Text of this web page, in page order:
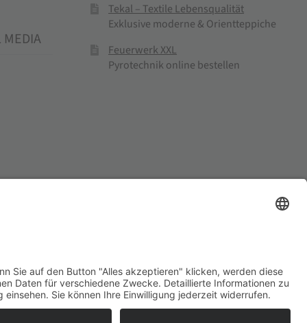
MEDIA
Tekal – Textile Lebensqualität
Exklusive moderne & Orientteppiche
Feuerwerk XXL
Pyrotechnik online bestellen
Mühlenprodukte ·Cookie-Einstellungen